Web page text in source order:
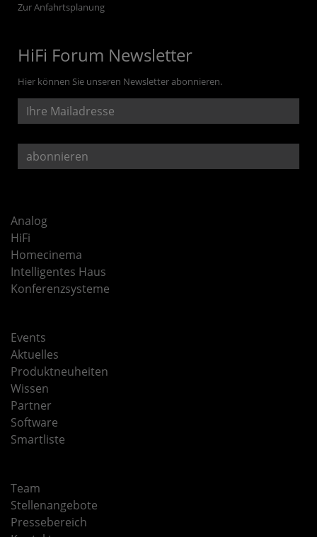
Zur Anfahrtsplanung
HiFi Forum Newsletter
Hier können Sie unseren Newsletter abonnieren.
Analog
HiFi
Homecinema
Intelligentes Haus
Konferenzsysteme
Events
Aktuelles
Produktneuheiten
Wissen
Partner
Software
Smartliste
Team
Stellenangebote
Pressebereich